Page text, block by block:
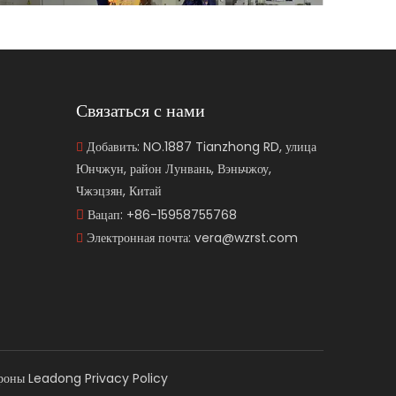
RST Группа клапанов
Связаться с нами
 Добавить: NO.1887 Tianzhong RD, улица
Юнчжун, район Лунвань, Вэньчжоу,
Чжэцзян, Китай
 Вацап: +86-15958755768
 Электронная почта: vera@wzrst.com
Leadong Privacy Policy